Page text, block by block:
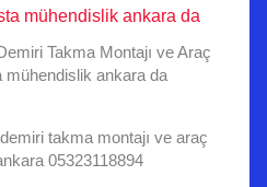
Takma Montajı ve Araç
mühendislik ankara da
takma montajı ve araç
05323118894